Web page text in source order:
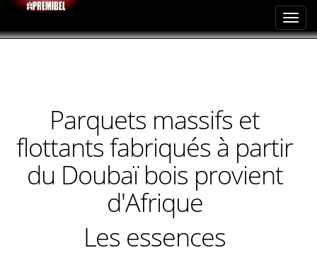
Parquets massifs et
flottants fabriqués à partir
du Doubaï bois provient
d'Afrique
Les essences